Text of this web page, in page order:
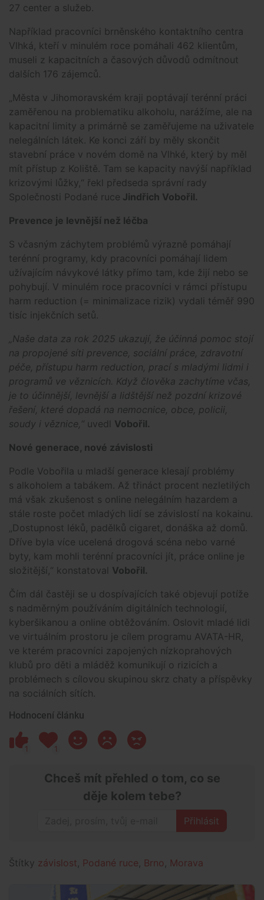
27 center a služeb.
Například pracovníci brněnského kontaktního centra
Vlhká, kteří v minulém roce pomáhali 462 klientům,
museli z kapacitních a časových důvodů odmítnout
dalších 176 zájemců.
„Města v Jihomoravském kraji poptávají terénní práci
zaměřenou na problematiku alkoholu, narážíme, ale na
kapacitní limity a primárně se zaměřujeme na uživatele
nelegálních látek. Ke konci září by měly skončit
stavební práce v novém domě na Vlhké, který by měl
mít přístup z Koliště. Tam se kapacity navýší například
krizovými lůžky,“ řekl předseda správní rady
Společnosti Podané ruce Jindřich Vobořil.
Prevence je levnější než léčba
S včasným záchytem problémů výrazně pomáhají
terénní programy, kdy pracovníci pomáhají lidem
užívajícím návykové látky přímo tam, kde žijí nebo se
pohybují. V minulém roce pracovníci v rámci přístupu
harm reduction (= minimalizace rizik) vydali téměř 990
tisíc injekčních setů.
„Naše data za rok 2025 ukazují, že účinná pomoc stojí
na propojené síti prevence, sociální práce, zdravotní
péče, přístupu harm reduction, prací s mladými lidmi i
programů ve věznicích. Když člověka zachytíme včas,
je to účinnější, levnější a lidštější než pozdní krizové
řešení, které dopadá na nemocnice, obce, policii,
soudy i věznice,“ uvedl Vobořil.
Nové generace, nové závislosti
Podle Vobořila u mladší generace klesají problémy
s alkoholem a tabákem. Až třináct procent nezletilých
má však zkušenost s online nelegálním hazardem a
stále roste počet mladých lidí se závislostí na kokainu.
„Dostupnost léků, padělků cigaret, donáška až domů.
Dříve byla více ucelená drogová scéna nebo varné
byty, kam mohli terénní pracovníci jít, práce online je
složitější,“ konstatoval Vobořil.
Čím dál častěji se u dospívajících také objevují potíže
s nadměrným používáním digitálních technologií,
kyberšikanou a online obtěžováním. Oslovit mladé lidi
ve virtuálním prostoru je cílem programu AVATA-HR,
ve kterém pracovníci zapojených nízkoprahových
klubů pro děti a mláděž komunikují o rizicích a
problémech s cílovou skupinou skrz chaty a příspěvky
na sociálních sítích.
Hodnocení článku
1 1
Chceš mít přehled o tom, co se
děje kolem tebe?
Přihlásit
Štítky závislost Podané ruce Brno Morava